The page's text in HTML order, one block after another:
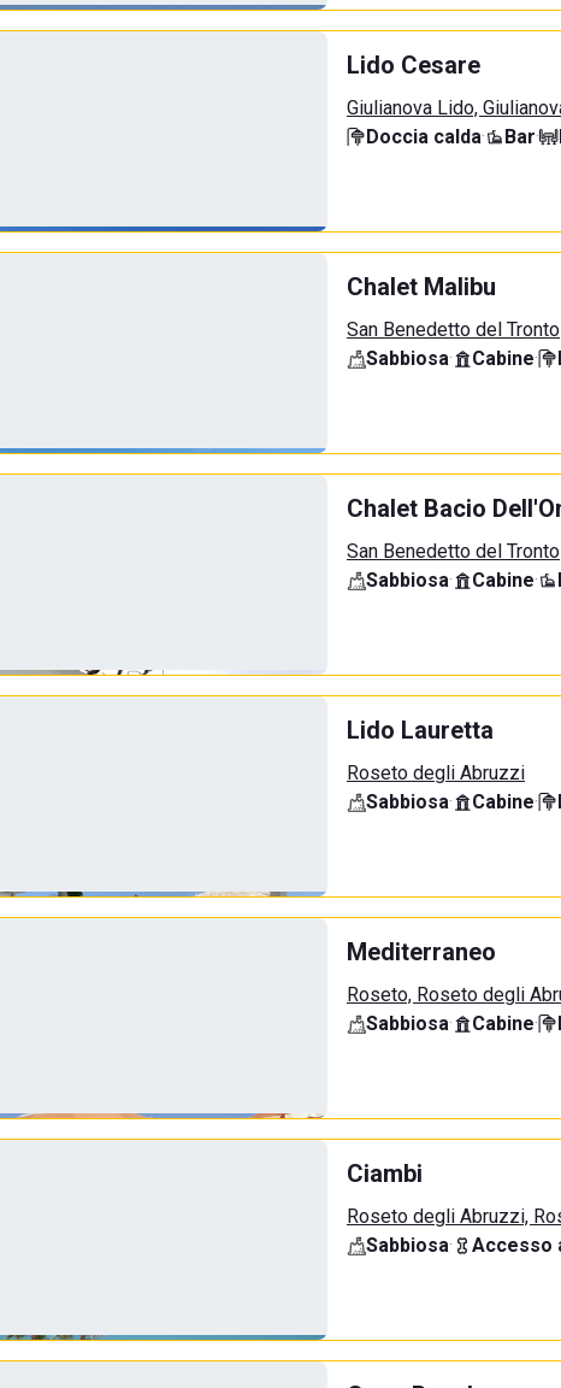
Lido Cesare
Giulianova Lido,
Doccia calda· Bar·
Chalet Malibu
San Benedetto del Tronto
Sabbiosa· Cabine·
Chalet Bacio
San Benedetto del Tronto
Sabbiosa· Cabine·
Lido Lauretta
Roseto degli Abruzzi
Sabbiosa· Cabine·
Mediterraneo
Roseto, Roseto degli
Sabbiosa· Cabine·
Ciambi
Roseto degli Abruzzi,
Sabbiosa· Accesso